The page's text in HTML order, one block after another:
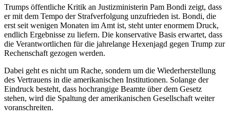
Trumps öffentliche Kritik an Justizministerin Pam Bondi zeigt, dass
er mit dem Tempo der Strafverfolgung unzufrieden ist. Bondi, die
erst seit wenigen Monaten im Amt ist, steht unter enormem Druck,
endlich Ergebnisse zu liefern. Die konservative Basis erwartet, dass
die Verantwortlichen für die jahrelange Hexenjagd gegen Trump zur
Rechenschaft gezogen werden.
Dabei geht es nicht um Rache, sondern um die Wiederherstellung
des Vertrauens in die amerikanischen Institutionen. Solange der
Eindruck besteht, dass hochrangige Beamte über dem Gesetz
stehen, wird die Spaltung der amerikanischen Gesellschaft weiter
voranschreiten.